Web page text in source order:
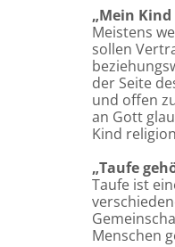
„Mein
Meistens
sollen
der Seite
und offen
an Gott
Kind
„Taufe
Taufe ist
Menschen